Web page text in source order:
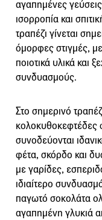
αγαπημένες
ισορροπία και
τραπέζι γίνεται
όμορφες στιγμές,
ποιοτικά υλικά και
συνδυασμούς.
Στο σημερινό
συνοδεύονται
φέτα, σκόρδο και
με γαρίδες,
ιδιαίτερο
παγωτό σοκολάτα
αγαπημένη γλυκιά